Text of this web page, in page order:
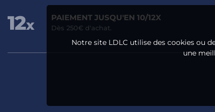
PAIEMENT JUSQU'EN 10/12X
Dès 250€ d'achat.
Notre site LDLC utilise des cookies ou
une